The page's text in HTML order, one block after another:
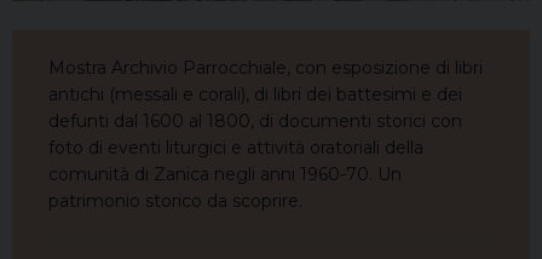
Mostra Archivio Parrocchiale, con esposizione di libri
antichi (messali e corali), di libri dei battesimi e dei
defunti dal 1600 al 1800, di documenti storici con
foto di eventi liturgici e attività oratoriali della
comunità di Zanica negli anni 1960-70. Un
patrimonio storico da scoprire.